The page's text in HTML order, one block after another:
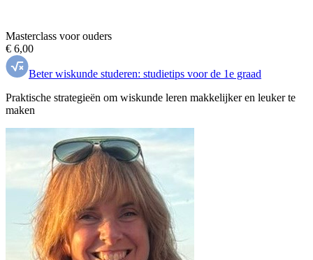
Masterclass voor ouders
€ 6,00
Beter wiskunde studeren: studietips voor de 1e graad
Praktische strategieën om wiskunde leren makkelijker en leuker te
maken